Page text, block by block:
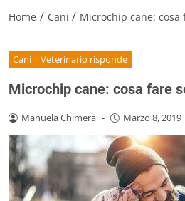
Home / Cani / Microchip cane: cosa
Cani Veterinario risponde
Microchip cane: cosa fare
Manuela Chimera - Marzo 8, 2019